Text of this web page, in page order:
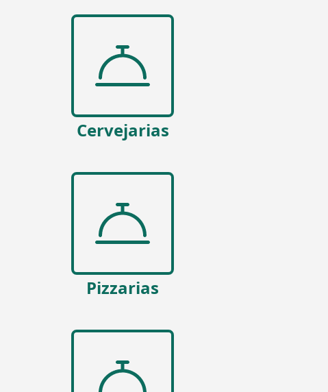
Cervejarias
Pizzarias